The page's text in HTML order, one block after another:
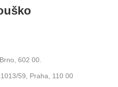
602 00.
59, Praha, 110 00